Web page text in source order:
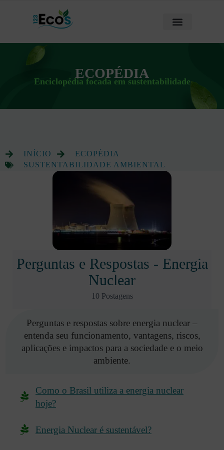
ECOPÉDIA
Enciclopédia focada em sustentabilidade
INÍCIO
ECOPÉDIA
SUSTENTABILIDADE AMBIENTAL
Perguntas e Respostas - Energia
Nuclear
10 Postagens
Perguntas e respostas sobre energia nuclear –
entenda seu funcionamento, vantagens, riscos,
aplicações e impactos para a sociedade e o meio
ambiente.
Como o Brasil utiliza a energia nuclear
hoje?
Energia Nuclear é sustentável?